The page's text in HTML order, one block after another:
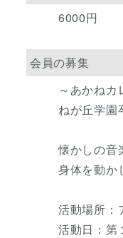
6000円
会員の募集
～あかね
ねが丘学園
懐かしの音
身体を動か
活動場所：
活動日：